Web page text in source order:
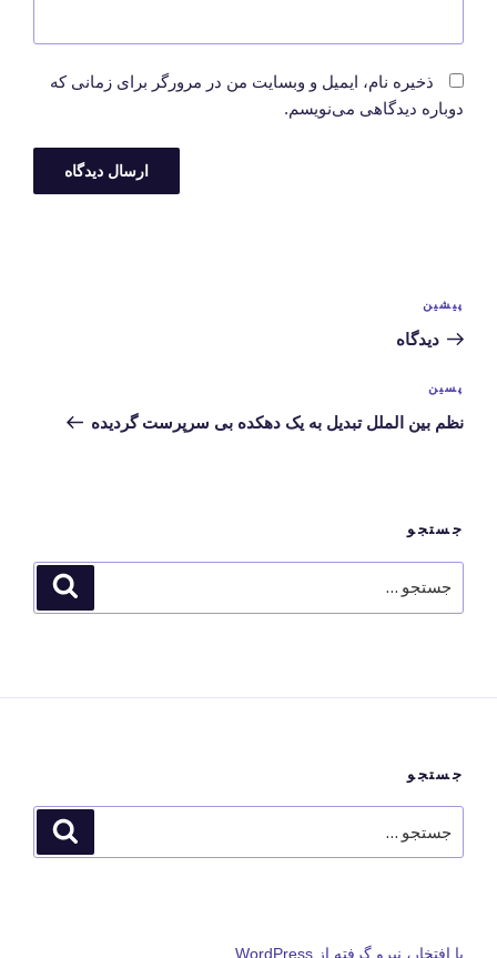
ذخیره نام، ایمیل و وبسایت من در مرورگر برای زمانی که
دوباره دیدگاهی می‌نویسم.
نوشته
قبلی
پیشین
دیدگاه
نوشته‌ی
بعدی
پسین
نظم بین الملل تبدیل به یک دهکده بی سرپرست گردیده
جستجو
برای
جستجو
جستجو
برای
جستجو
با افتخار، نیرو گرفته از WordPress